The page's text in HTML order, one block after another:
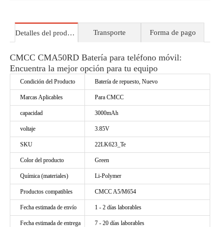
Detalles del producto Transporte Forma de pago
CMCC CMA50RD Batería para teléfono móvil:
Encuentra la mejor opción para tu equipo
Condición del Producto Batería de repuesto, Nuevo
Marcas Aplicables Para CMCC
capacidad 3000mAh
voltaje 3.85V
SKU 22LK623_Te
Color del producto Green
Química (materiales) Li-Polymer
Productos compatibles CMCC A5/M654
Fecha estimada de envío 1 - 2 días laborables
Fecha estimada de entrega 7 - 20 días laborables